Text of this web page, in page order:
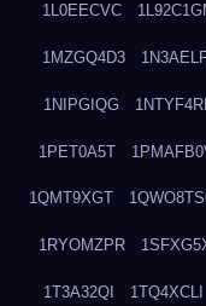
1L0EECVC
1MZGQ4D3
1NIPGIQG
1PET0A5T
1QMT9XGT
1RYOMZPR
1T3A32QI 1TQ4XCLI